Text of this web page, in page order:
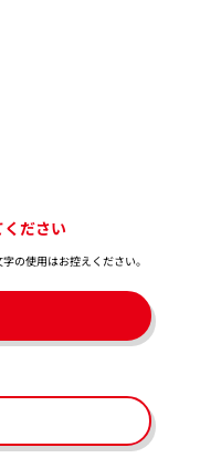
ださい
の使用はお控えください。​